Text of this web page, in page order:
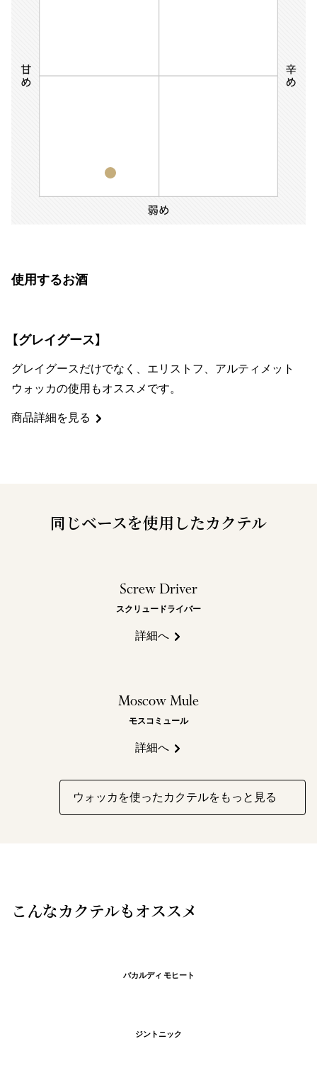
使用するお酒
【グレイグース】
グレイグースだけでなく、エリストフ、アルティメット
ウォッカの使用もオススメです。
商品詳細を見る
同じベースを使用したカクテル
Screw Driver
スクリュードライバー
詳細へ
Moscow Mule
モスコミュール
詳細へ
ウォッカを使ったカクテルをもっと見る
こんなカクテルもオススメ
バカルディ モヒート
ジントニック